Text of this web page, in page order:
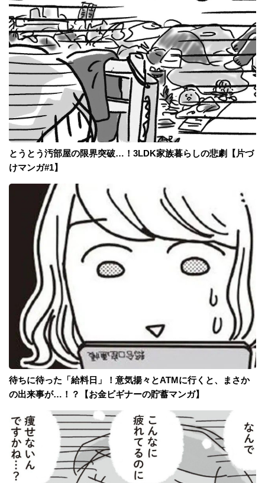
とうとう汚部屋の限界突破…！3LDK家族暮らしの悲劇【片づ
けマンガ#1】
待ちに待った「給料日」！意気揚々とATMに行くと、まさか
の出来事が…！？【お金ビギナーの貯蓄マンガ】